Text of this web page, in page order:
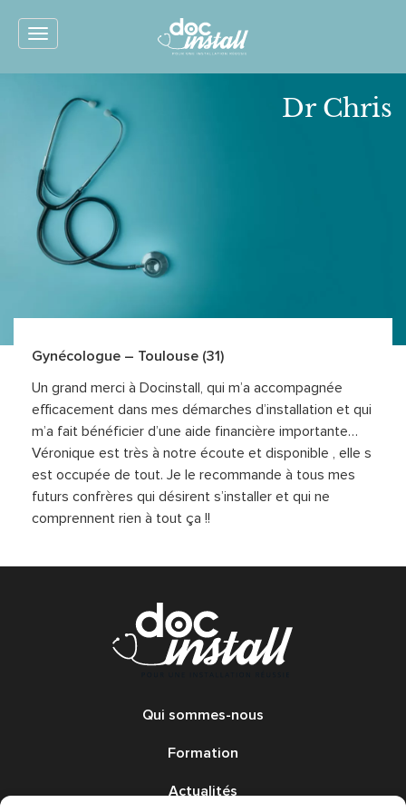
Toggle
Dr Chris
Gynécologue – Toulouse (31)
Un grand merci à Docinstall, qui m’a accompagnée
efficacement dans mes démarches d’installation et qui
m’a fait bénéficier d’une aide financière importante…
Véronique est très à notre écoute et disponible , elle s
est occupée de tout. Je le recommande à tous mes
futurs confrères qui désirent s’installer et qui ne
comprennent rien à tout ça !!
Qui sommes-nous
Formation
Actualités